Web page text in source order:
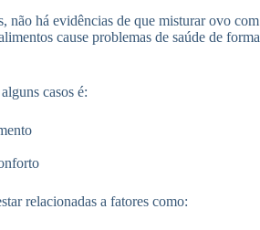
não há evidências de que misturar ovo com
cause problemas de saúde de forma
casos é:
relacionadas a fatores como: